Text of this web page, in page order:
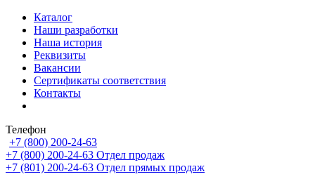
Каталог
Наши разработки
Наша история
Реквизиты
Вакансии
Сертификаты соответствия
Контакты
Телефон
+7 (800) 200-24-63
+7 (800) 200-24-63 Отдел продаж
+7 (801) 200-24-63 Отдел прямых продаж